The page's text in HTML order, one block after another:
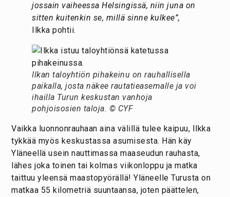
jossain vaiheessa Helsingissä, niin juna on
sitten kuitenkin se, millä sinne kulkee”,
Ilkka pohtii.
Ilkan taloyhtiön pihakeinu on rauhallisella
paikalla, josta näkee rautatieasemalle ja voi
ihailla Turun keskustan vanhoja
pohjoisosien taloja. © CYF
Vaikka luonnonrauhaan aina välillä tulee kaipuu, Ilkka
tykkää myös keskustassa asumisesta. Hän käy
Yläneellä usein nauttimassa maaseudun rauhasta,
lähes joka toinen tai kolmas viikonloppu ja matka
taittuu yleensä maastopyörällä! Yläneelle Turusta on
matkaa 55 kilometriä suuntaansa, joten päättelen,